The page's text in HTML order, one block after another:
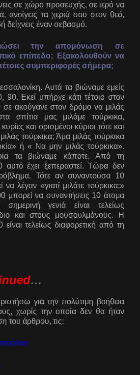
σε χώρο προσευχής, σε ιερό να
ανοίγεις τα χεριά σου στον θεό,
δείχνεις έναν σεβασμό.
την απομόνωση σε
επίπεδο; Εξακολουθούν να
συμπεριφορές σήμερα;
Αυτά τα βιώναμε εμείς
90. Εκεί υπήρχε κάτι τέτοιο στον
ακούγανε στον δρόμο να μιλάς
σπίτια μας μιλάμε τούρκικα,
και ορισμένοι κύριοι τότε και
τούρκικα; Άμα μιλάς τούρκικα
ή « Να μην μιλάς τούρκικα».
τα βιώναμε κάποτε. Από τη
αυτό έχει ξεπεραστεί. Τώρα δεν
Τότε αν συναντούσα 10
λέγαν «γιατί μιλάτε τούρκικα;»
μπορεί να συναντήσεις 10 άτομα
γενιά είναι τελείως
και στους μουσουλμάνους. Η
είναι τελείως διαφορετική από τη
…
για την πολύτιμη βοήθεια
χωρίς την οποία δεν θα ήταν
του άρθρου, τις: